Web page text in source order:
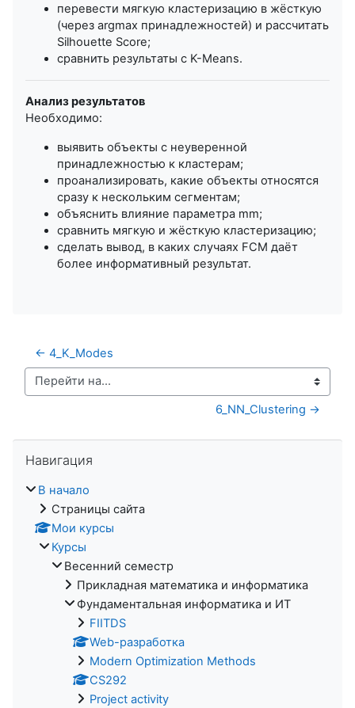
перевести мягкую кластеризацию в жёсткую
(через argmax принадлежностей) и рассчитать
Silhouette Score;
сравнить результаты с K-Means.
Анализ результатов
Необходимо:
выявить объекты с неуверенной
принадлежностью к кластерам;
проанализировать, какие объекты относятся
сразу к нескольким сегментам;
объяснить влияние параметра mm;
сравнить мягкую и жёсткую кластеризацию;
сделать вывод, в каких случаях FCM даёт
более информативный результат.
← 4_K_Modes
Перейти на...
6_NN_Clustering →
Навигация
В начало
Страницы сайта
Мои курсы
Курсы
Весенний семестр
Прикладная математика и информатика
Фундаментальная информатика и ИТ
FIITDS
Web-разработка
Modern Optimization Methods
CS292
Project activity